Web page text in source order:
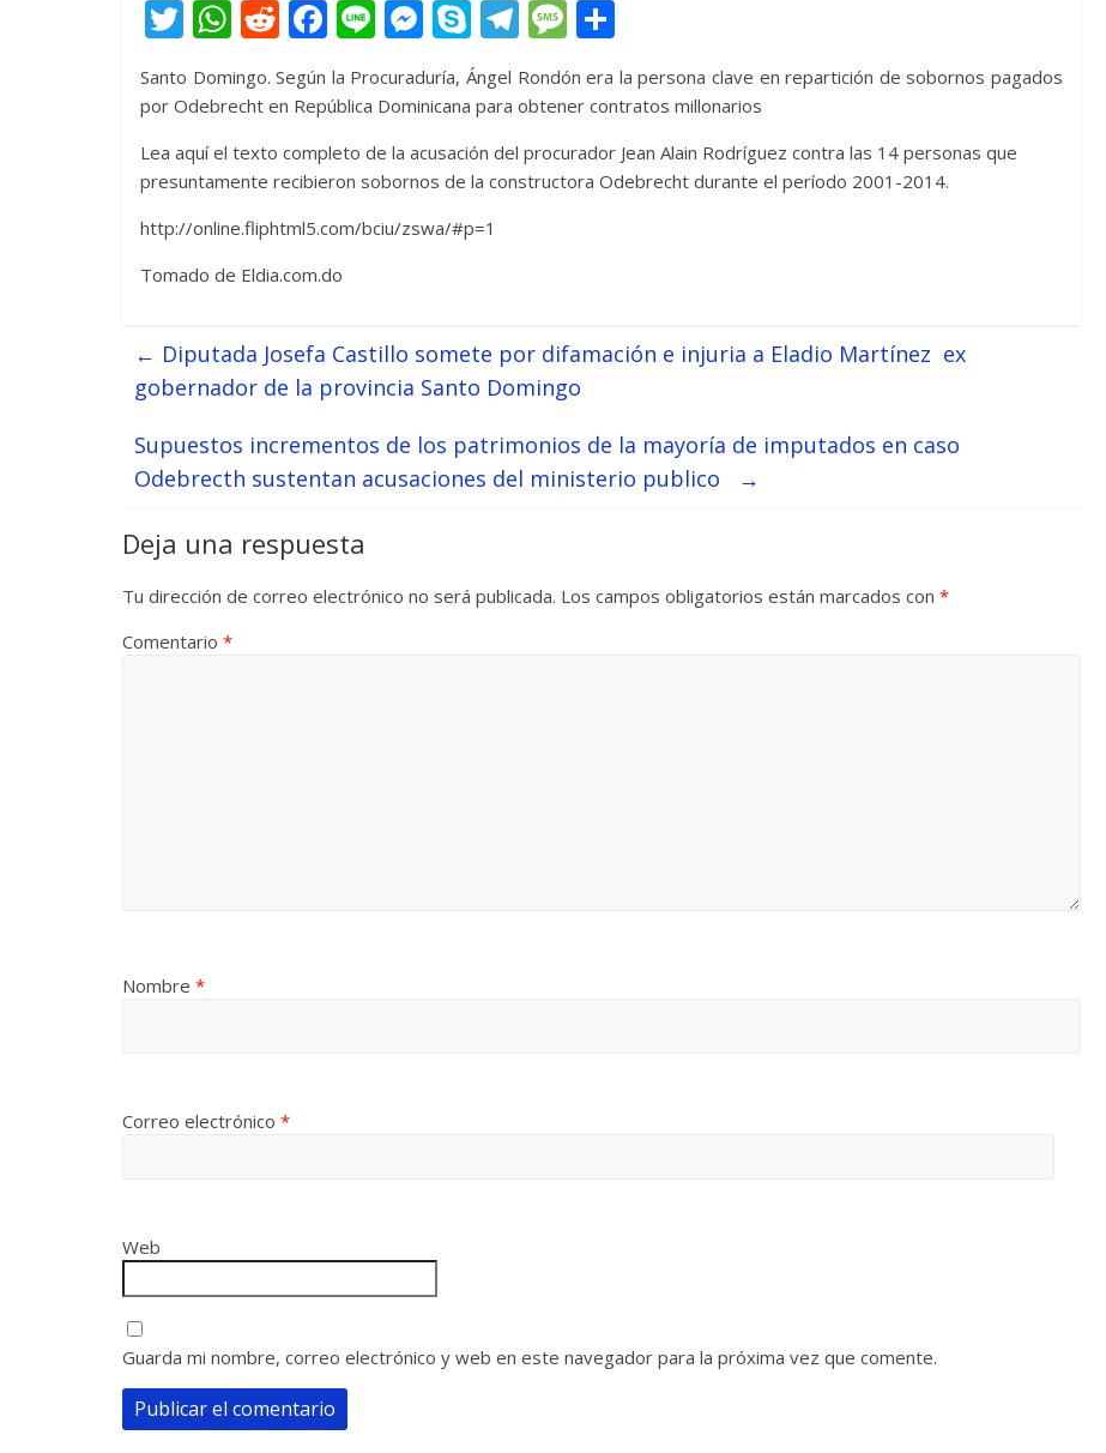
T
itt
er
W
at
s
A
p
p
R
d
t
F
ac
e
b
o
k
Li
e
M
e
ss
n
er
S
k
y
p
e
T
e
a
M
e
ss
g
o
m
p
ar
Santo Domingo. Según la Procuraduría, Ángel Rondón era la persona clave en repartición de sobornos pagados
por Odebrecht en República Dominicana para obtener contratos millonarios
Lea aquí el texto completo de la acusación del procurador Jean Alain Rodríguez contra las 14 personas que
presuntamente recibieron sobornos de la constructora Odebrecht durante el período 2001-2014.
http://online.fliphtml5.com/bciu/zswa/#p=1
Tomado de Eldia.com.do
← Diputada Josefa Castillo somete por difamación e injuria a Eladio Martínez ex
gobernador de la provincia Santo Domingo
Supuestos incrementos de los patrimonios de la mayoría de imputados en caso
Odebrecth sustentan acusaciones del ministerio publico
→
Deja una respuesta
Tu dirección de correo electrónico no será publicada. Los campos obligatorios están marcados con *
Comentario *
Nombre *
Correo electrónico *
Web
Guarda mi nombre, correo electrónico y web en este navegador para la próxima vez que comente.